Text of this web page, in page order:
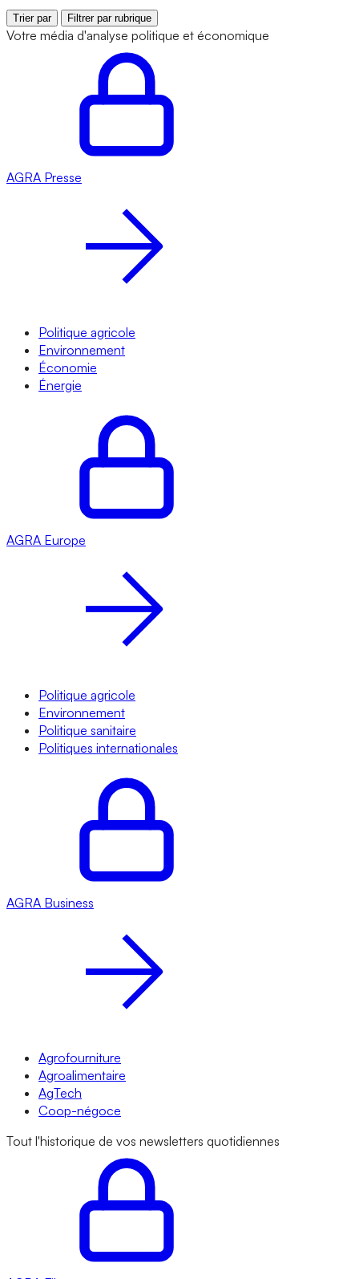
Trier par Filtrer par rubrique
Votre média d'analyse politique et économique
AGRA Presse
Politique agricole
Environnement
Économie
Énergie
AGRA Europe
Politique agricole
Environnement
Politique sanitaire
Politiques internationales
AGRA Business
Agrofourniture
Agroalimentaire
AgTech
Coop-négoce
Tout l'historique de vos newsletters quotidiennes